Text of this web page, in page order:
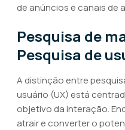
de anúncios e canais de
Pesquisa de
Pesquisa de
A distinção entre
usuário (UX) está
objetivo da interação.
atrair e converter o